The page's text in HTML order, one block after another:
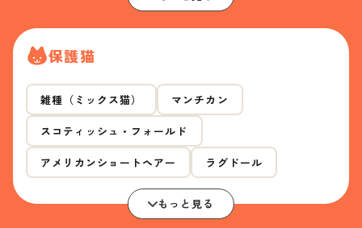
保護猫
雑種（ミックス猫） マンチカン
スコティッシュ・フォールド
アメリカンショートヘアー ラグドール
もっと見る